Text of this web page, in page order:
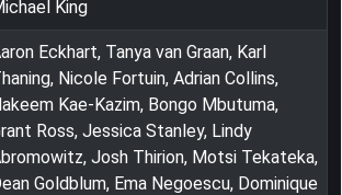
King
Eckhart, Tanya van Graan, Karl
Nicole Fortuin, Adrian Collins,
Kae-Kazim, Bongo Mbutuma,
Ross, Jessica Stanley, Lindy
Josh Thirion, Motsi Tekateka,
Goldblum, Ema Negoescu, Dominique